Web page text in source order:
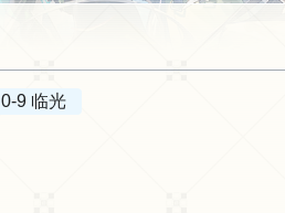
0-9 临光